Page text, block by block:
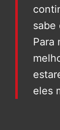
sabe
Para
eles